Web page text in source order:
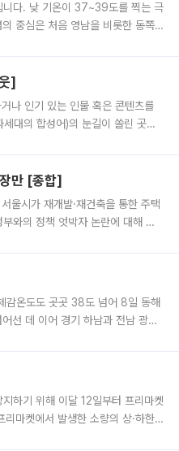
니다. 낮 기온이 37~39도를 찍는 극
중심은 처음 영남을 비롯한 동쪽
]
나 인기 있는 인물 혹은 콘텐츠를
대의 합성어)의 눈길이 쏠린 곳은
만 [종합]
울시가 재개발·재건축을 통한 주택
와의 정책 엇박자 논란에 대해 정
온도도 곳곳 38도 넘어 8일 동해
선 데 이어 경기 하남과 전남 광양
하기 위해 이달 12일부터 프리마켓
마켓에서 발생한 소량의 상·하한